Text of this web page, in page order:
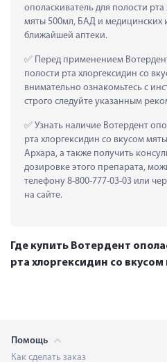
ополаскиватель для полости
мяты 500мл, БАД и медицинских
ближайшей аптеки.
Перед применением
полости рта хлоргексидин со
внимательно ознакомьтесь с
строго следуйте указанным
Узнать наличие Вотердент
рта хлоргексидин со вкусом
Архара, а также получить
дозировке этого препарата,
телефону 8-800-777-03-03 или
на сайте.
Где купить Вотердент
рта хлоргексидин со
Помощь
Как сделать заказ